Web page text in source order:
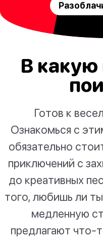
В какую
Готов к
Ознакомься с
обязательно
приключений с
до креативных
того, любишь ли
медленную
предлагают что-